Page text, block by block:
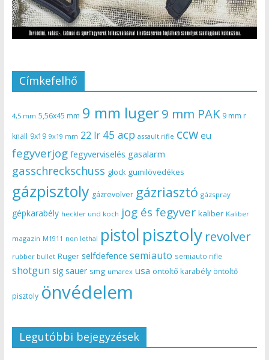
Címkefelhő
4,5 mm 5,56x45 mm 9 mm luger9 mm PAK 9 mm r
knall 9x19 9x19 mm 22 lr 45 acp assault rifle ccw eu
fegyverjog fegyverviselés gasalarm
gasschreckschuss glock gumilövedékes
gázpisztoly gázrevolver gázriasztó gázspray
gépkarabély heckler und koch jog és fegyver kaliber Kaliber
magazin M1911 non lethal pistol pisztoly revolver
rubber bullet Ruger selfdefence semiauto semiauto rifle
shotgun sig sauer smg umarex usa öntöltő karabély öntöltő
pisztoly önvédelem
Legutóbbi bejegyzések